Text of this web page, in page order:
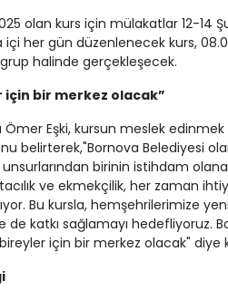
olan kurs için mülakatlar 12-14
içi her gün düzenlenecek kurs,
halinde gerçekleşecek.
bir merkez olacak”
Ömer Eşki, kursun meslek
belirterek,"Bornova Belediyesi
birinin istihdam
ve ekmekçilik, her zaman
Bu kursla, hemşehrilerimize yeni
katkı sağlamayı hedefliyoruz.
için bir merkez olacak" diye